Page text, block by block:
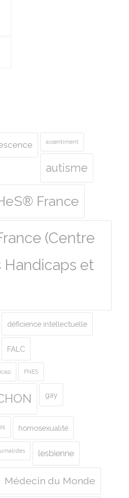
assentiment
autisme
France
(Centre
Handicaps et
déficience intellectuelle
FALC
FNES
gay
homosexualité
lesbienne
Médecin du Monde